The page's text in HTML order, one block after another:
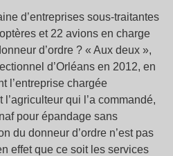
d’entreprises sous-traitantes
et 22 avions en charge
d’ordre ? « Aux deux »,
d’Orléans en 2012, en
l’entreprise chargée
l’agriculteur qui l’a commandé,
pour épandage sans
du donneur d’ordre n’est pas
effet que ce soit les services